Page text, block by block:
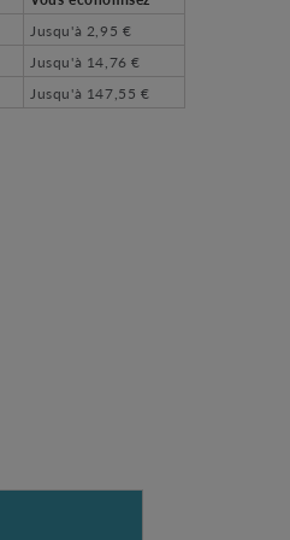
Jusqu'à 2,95 €
Jusqu'à 14,76 €
Jusqu'à 147,55 €